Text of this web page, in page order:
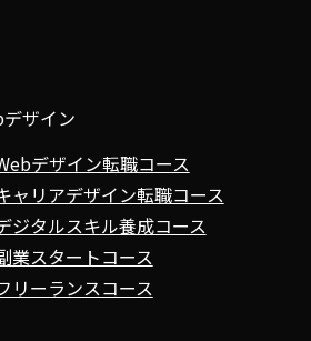
ザイン
デザイン転職コース
ャリアデザイン転職コース
ジタルスキル養成コース
業スタートコース
リーランスコース